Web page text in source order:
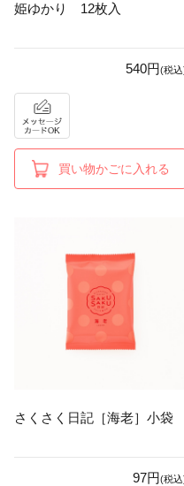
姫ゆかり 12枚入
540円(税込
買い物かごに入れる
さくさく日記［海老］小袋
97円(税込